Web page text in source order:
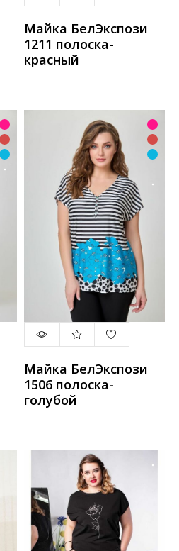
Майка БелЭкспози
1211 полоска-
красный
Майка БелЭкспози
1506 полоска-
голубой